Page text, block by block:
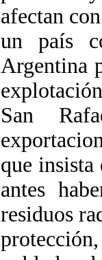
afectan
un país
Argentina
San
que insista
antes
residuos